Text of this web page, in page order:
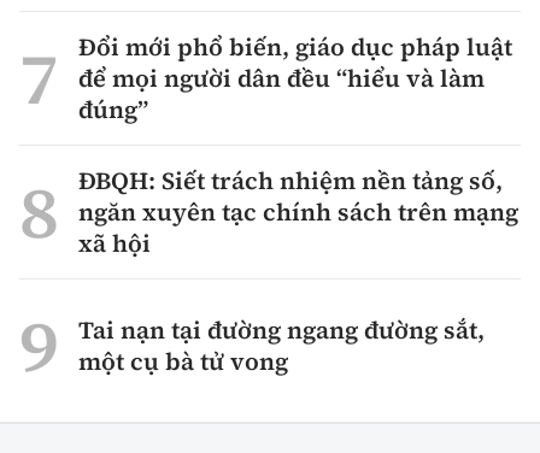
Đổi mới phổ biến, giáo dục pháp luật
để mọi người dân đều “hiểu và làm
đúng”
ĐBQH: Siết trách nhiệm nền tảng số,
ngăn xuyên tạc chính sách trên mạng
xã hội
Tai nạn tại đường ngang đường sắt,
một cụ bà tử vong